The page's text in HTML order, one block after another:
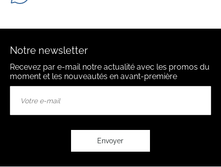
Notre newsletter
Recevez par e-mail notre actualité avec les promos du
moment et les nouveautés en avant-première
Envoyer